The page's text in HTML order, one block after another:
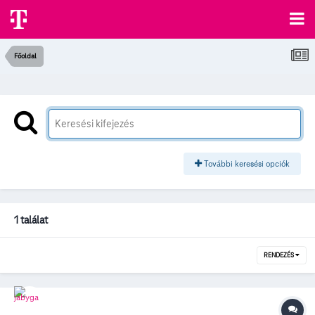
Főoldal
További keresési opciók
1 találat
RENDEZÉS